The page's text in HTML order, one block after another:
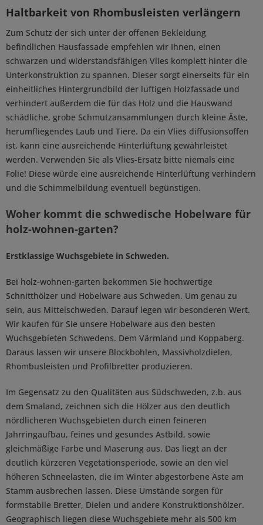
Haltbarkeit von Rhombusleisten verlängern
Zum Schutz der sich unter der offenen Bekleidung
befindlichen Hausfassade empfehlen wir Ihnen, einen
schwarzen und widerstandsfähigen Vlies komplett hinter die
Unterkonstruktion zu spannen. Dieser sorgt einerseits für ein
einheitliches Hintergrundbild der luftigen Holzfassade und
verhindert außerdem die für das Holz und die Hauswand
schädliche, grobe Schmutzansammlungen durch kleine Äste,
herumfliegendes Laub und Tiere. Da ein Vlies diffusionsoffen
ist, kann eine ausreichende Hinterlüftung gewährleistet
werden. Verwenden Sie als Vlies-Ersatz bitte niemals eine
Folie! Diese würde eine ausreichende Hinterlüftung verhindern
und die Schimmelbildung eventuell begünstigen.
Woher kommt die schwedische Hobelware für
holz-wohnen-garten?
Erstklassige Wuchsgebiete in Schweden.
Bei holz-wohnen-garten bekommen Sie hochwertige
Schnitthölzer und Hobelware aus Schweden. Um genau zu
sein, aus Mittelschweden. Darauf legen wir besonderen Wert.
Wir kaufen für Sie unsere Hobelware aus den besten
Wuchsgebieten Schwedens. Dem Värmland und Koppaberg.
Daraus lassen wir unsere Blockbohlen, Massivholzdielen,
Rhombusleisten und Profilbretter produzieren.
Im Gegensatz zu den Qualitäten aus Südschweden, z.b. aus
dem Smaland, zeichnen sich die Hölzer aus den deutlich
nördlicheren Wuchsgebieten durch einen feineren
Jahrringaufbau, feines und gesundes Astbild, sowie
gleichmäßige Farbe und Maserung aus. Das liegt an der
deutlich kürzeren Vegetationsperiode, sowie an den viel
höheren Schneelasten, die im Winter abgestorbene Äste am
Stamm ausbrechen lassen. Diese Umstände sorgen für
formstabile Bretter, Dielen und andere Konstruktionshölzer.
Geographisch liegen diese Wuchsgebiete mehr als 500 km